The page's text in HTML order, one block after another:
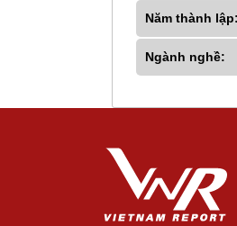
Năm thành lập:
Ngành nghề: